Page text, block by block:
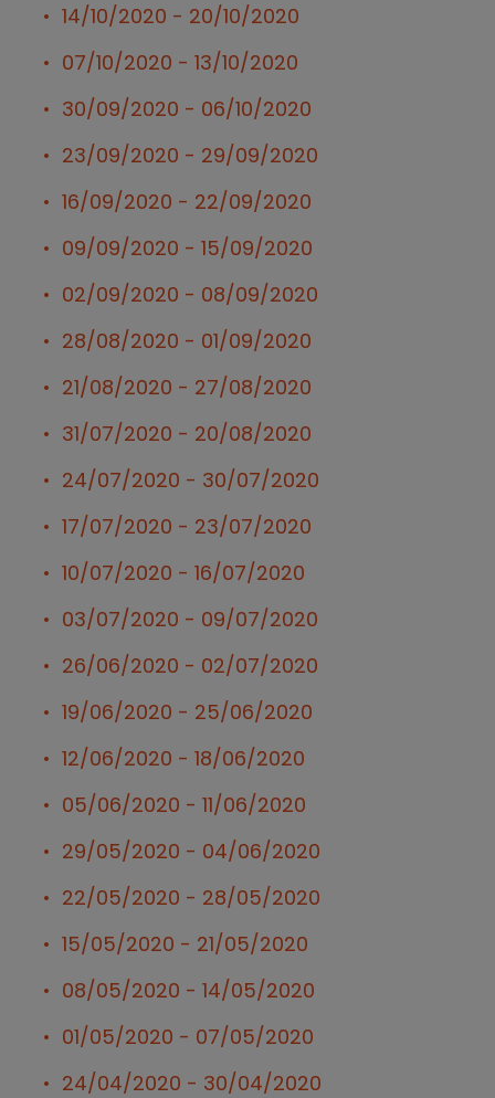
14/10/2020 - 20/10/2020
07/10/2020 - 13/10/2020
30/09/2020 - 06/10/2020
23/09/2020 - 29/09/2020
16/09/2020 - 22/09/2020
09/09/2020 - 15/09/2020
02/09/2020 - 08/09/2020
28/08/2020 - 01/09/2020
21/08/2020 - 27/08/2020
31/07/2020 - 20/08/2020
24/07/2020 - 30/07/2020
17/07/2020 - 23/07/2020
10/07/2020 - 16/07/2020
03/07/2020 - 09/07/2020
26/06/2020 - 02/07/2020
19/06/2020 - 25/06/2020
12/06/2020 - 18/06/2020
05/06/2020 - 11/06/2020
29/05/2020 - 04/06/2020
22/05/2020 - 28/05/2020
15/05/2020 - 21/05/2020
08/05/2020 - 14/05/2020
01/05/2020 - 07/05/2020
24/04/2020 - 30/04/2020